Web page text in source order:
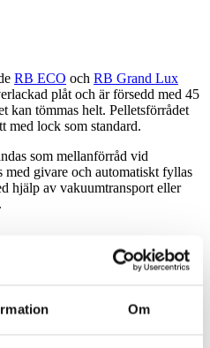
Om
RB ECO och RB Grand Lux
plåt och är försedd med 45
kan tömmas helt. Pelletsförrådet
med lock som standard.
som mellanförråd vid
givare och automatiskt fyllas
hjälp av vakuumtransport eller